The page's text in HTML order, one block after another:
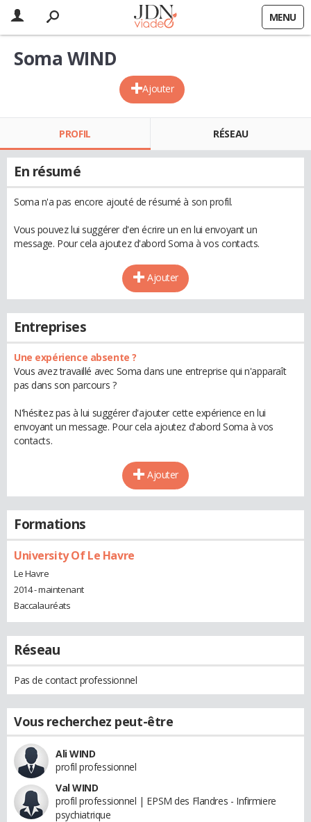
MENU
Ajouter
Soma WIND
PROFIL RÉSEAU
En résumé
Soma n'a pas encore ajouté de résumé à son profil.
Vous pouvez lui suggérer d'en écrire un en lui envoyant un
message. Pour cela ajoutez d'abord Soma à vos contacts.
Ajouter
Entreprises
Une expérience absente ?
Vous avez travaillé avec Soma dans une entreprise qui n'apparaît
pas dans son parcours ?
N'hésitez pas à lui suggérer d'ajouter cette expérience en lui
envoyant un message. Pour cela ajoutez d'abord Soma à vos
contacts.
Ajouter
Formations
University Of Le Havre
Le Havre
2014 - maintenant
Baccalauréats
Réseau
Pas de contact professionnel
Vous recherchez peut-être
Ali WIND
profil professionnel
Val WIND
profil professionnel | EPSM des Flandres - Infirmiere
psychiatrique